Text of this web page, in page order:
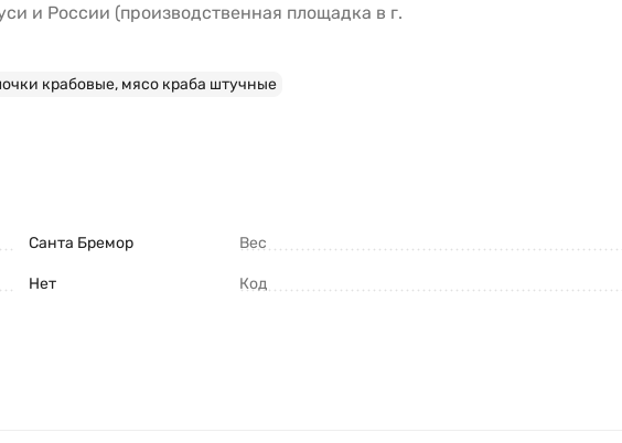
и России (производственная площадка в г.
крабовые, мясо краба штучные
Санта Бремор
Нет
Вес
Код